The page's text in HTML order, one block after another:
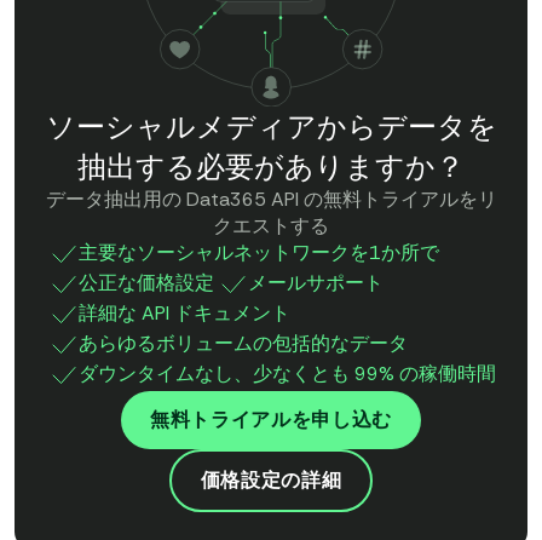
ソーシャルメディアからデータを
抽出する必要がありますか？
データ抽出用の Data365 API の無料トライアルをリ
クエストする
主要なソーシャルネットワークを1か所で
公正な価格設定
メールサポート
詳細な API ドキュメント
あらゆるボリュームの包括的なデータ
ダウンタイムなし、少なくとも 99% の稼働時間
無料トライアルを申し込む
価格設定の詳細